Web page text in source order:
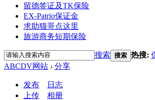
留德签证及TK保险
EX-Patrio保证金
求助猫哥点这里
旅游商务短期保险
搜索 搜索 热搜:
ABCDV网站 › 分享
发布
日志
上传
相册